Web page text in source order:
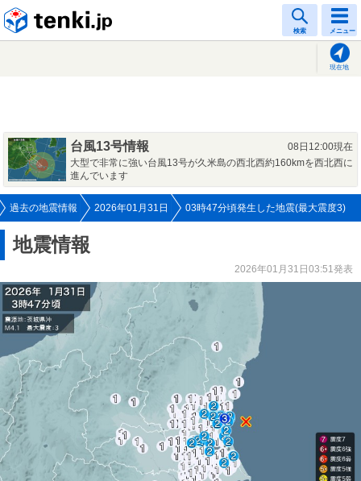
検索 メニュー
現在地
台風13号情報
08日12:00現在
大型で非常に強い台風13号が久米島の西北西約160kmを西北西に
進んでいます
過去の地震情報 2026年01月31日 03時47分頃発生した地震(最大震度3)
地震情報
2026年01月31日03:51発表